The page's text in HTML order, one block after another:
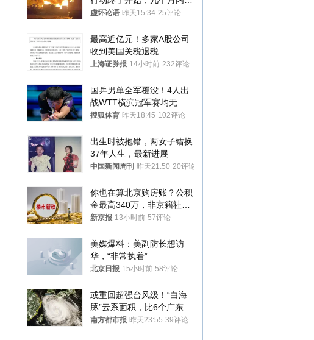
将投降
虚怀论语 昨天15:34 25评论
最高近亿元！多家A股公司
收到美国关税退税
上海证券报 14小时前 232评论
国乒男单全军覆没！4人出
战WTT横滨冠军赛均无缘
八强
搜狐体育 昨天18:45 102评论
出生时被抱错，两女子错换
37年人生，最新进展
中国新闻周刊 昨天21:50 20评论
你也在算北京购房账？公积
金最高340万，非京籍社保
1年
新京报 13小时前 57评论
美媒爆料：美副防长想访
华，“非常执着”
北京日报 15小时前 58评论
或重回超强台风级！“白海
豚”云系面积，比6个广东还
大！深圳官方：注意这件事
南方都市报 昨天23:55 39评论